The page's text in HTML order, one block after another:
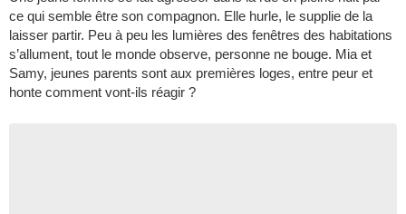
ce qui semble être son compagnon. Elle hurle, le supplie de la
laisser partir. Peu à peu les lumières des fenêtres des habitations
s’allument, tout le monde observe, personne ne bouge. Mia et
Samy, jeunes parents sont aux premières loges, entre peur et
honte comment vont-ils réagir ?